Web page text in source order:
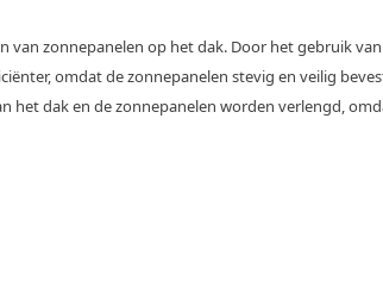
van zonnepanelen op het dak. Door het gebruik
omdat de zonnepanelen stevig en veilig
het dak en de zonnepanelen worden verlengd,